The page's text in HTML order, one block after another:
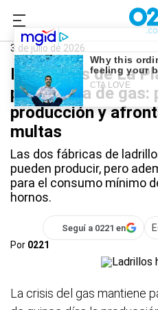
0221.com.ar
La
3 de julio de 2026
Ladrilleras de La
por la falta de gas:
producción y
multas
Las dos fábricas de
pueden producir, pero
para el consumo mínimo
hornos.
Seguí a 0221 en
Por 0221
La crisis del gas mantiene